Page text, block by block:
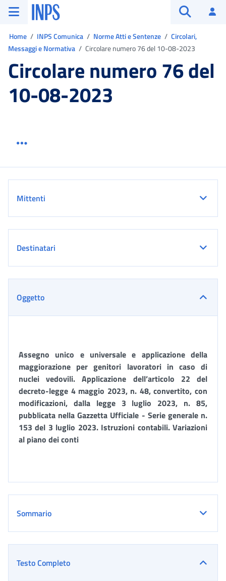
Vai al menu principale
Vai al contenuto principale
Vai al pie' di pagina
INPS ()
Home INPS Comunica Norme Atti e Sentenze
Circolari,
Messaggi e Normativa
Circolare numero 76 del 10-08-2023
Circolare numero 76 del
10-08-2023
Mittenti
Destinatari
Oggetto
Assegno unico e universale e applicazione della
maggiorazione per genitori lavoratori in caso di
nuclei vedovili. Applicazione dell’articolo 22 del
decreto-legge 4 maggio 2023, n. 48,convertito, con
modificazioni, dallalegge 3 luglio 2023, n. 85,
pubblicata nella Gazzetta Ufficiale - Seriegenerale n.
153 del 3 luglio 2023.Istruzioni contabili. Variazioni
al piano dei conti
Sommario
Testo Completo